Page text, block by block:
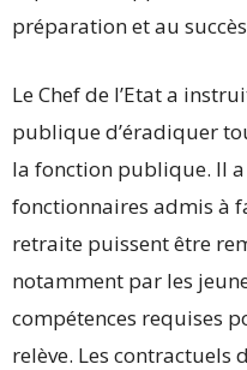
préparation et au
Le Chef de l’Etat a
publique d’éradiquer
la fonction publique. Il
fonctionnaires admis à
retraite puissent être
notamment par les
compétences requises
relève. Les contractuels